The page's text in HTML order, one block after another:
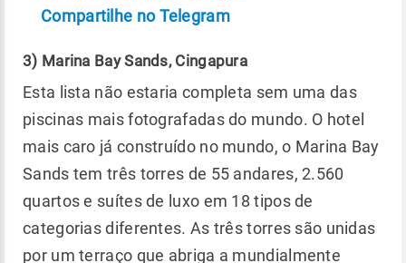
Compartilhe no Telegram
3) Marina Bay Sands, Cingapura
Esta lista não estaria completa sem uma das
piscinas mais fotografadas do mundo. O hotel
mais caro já construído no mundo, o Marina Bay
Sands tem três torres de 55 andares, 2.560
quartos e suítes de luxo em 18 tipos de
categorias diferentes. As três torres são unidas
por um terraço que abriga a mundialmente